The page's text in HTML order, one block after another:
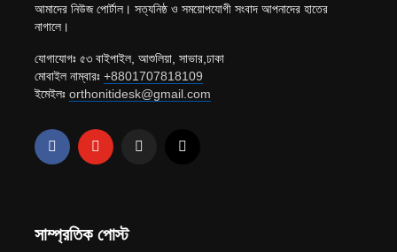
আমাদের নিউজ পোর্টাল। সত্যনিষ্ঠ ও সময়োপযোগী সংবাদ আপনাদের হাতের
নাগালে।
যোগাযোগঃ ৫৩ বাইপাইল, আশুলিয়া, সাভার,ঢাকা
মোবাইল নাম্বারঃ +8801707818109
ইমেইলঃ orthonitidesk@gmail.com
সাম্প্রতিক পোস্ট